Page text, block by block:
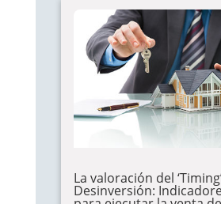
La valoración del
Desinversión: